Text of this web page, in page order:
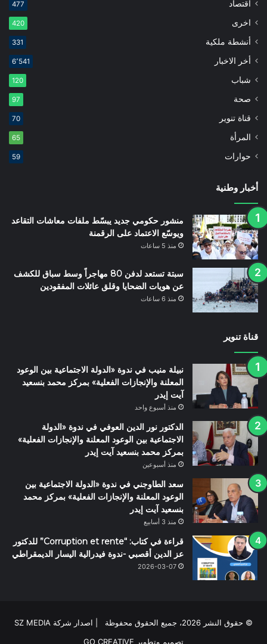
اقتصاد 477
اخرى 420
أنشطة ملكية 331
أخر الاخبار 6٬541
شباب 120
صحة 97
قناة تنوير 70
المرأة 65
حوارات 59
أخبار وطنية
منشور حكومي جديد يبسّط ملفات معاشات التقاعد
ويوسّع الاعتماد على الرقمنة
منذ 5 ساعات
سبتة تستعد لدفن 80 مهاجراً وسط سباق للكشف
عن هويات الضحايا وقلق عائلات المفقودين
منذ 6 ساعات
قناة تنوير
نبيلة منيب في ندوة «الدولة الاجتماعية بين الوعود
المعلنة والإنجازات الفعلية» بمركز محمد بنسعيد
آيت إيدر
منذ أسبوع واحد
الدكتور نور الدين العوفي في ندوة «الدولة
الاجتماعية بين الوعود المعلنة والإنجازات الفعلية»
بمركز محمد بنسعيد آيت إيدر
منذ أسبوعين
سعد الطاوجني في ندوة «الدولة الاجتماعية بين
الوعود المعلنة والإنجازات الفعلية» بمركز محمد
بنسعيد آيت إيدر
منذ 3 أسابيع
قراءة في كتاب: “Corruption et rente” للدكتور
عز الدين أقصبي -ندوة فيدرالية اليسار الديمقراطي
2026-03-07
© حقوق النشر 2026، جميع الحقوق محفوظة | اصدار شركة SZ MEDIA
تصميم وتطوير GO CREATIVE